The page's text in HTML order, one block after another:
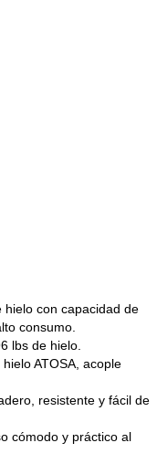
con capacidad de
consumo.
lbs de hielo.
ATOSA, acople
resistente y fácil de
cómodo y práctico al